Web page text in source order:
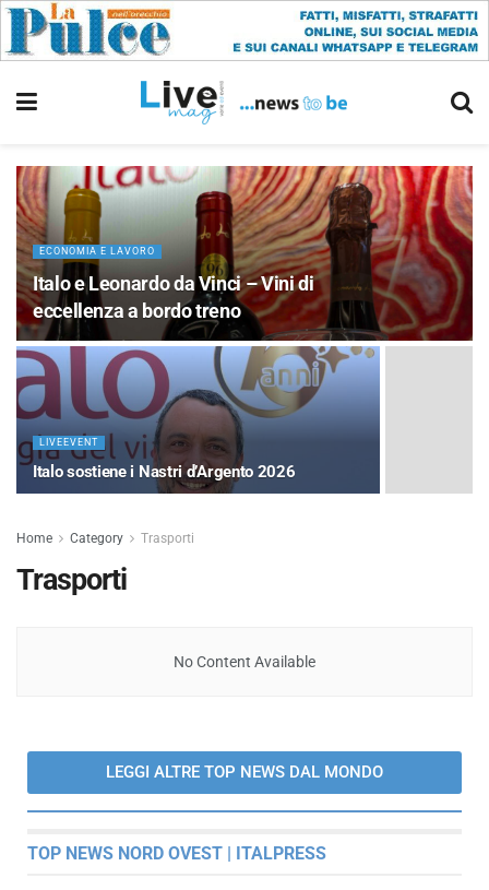
ECONOMIA E LAVORO
Italo e Leonardo da Vinci – Vini di
eccellenza a bordo treno
LIVEEVENT
Italo sostiene i Nastri d’Argento 2026
Home Category Trasporti
Trasporti
No Content Available
LEGGI ALTRE TOP NEWS DAL MONDO
TOP NEWS NORD OVEST | ITALPRESS